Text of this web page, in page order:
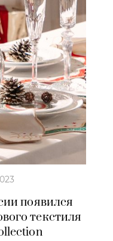
появился
текстиля